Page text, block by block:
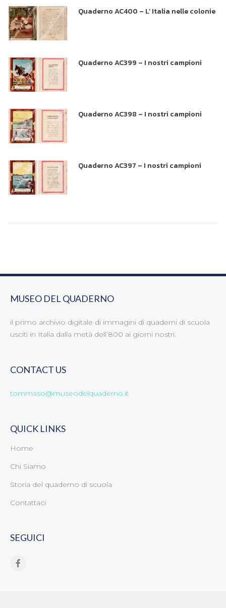
Quaderno AC400 – L’ Italia nelle colonie
Quaderno AC399 – I nostri campioni
Quaderno AC398 – I nostri campioni
Quaderno AC397 – I nostri campioni
MUSEO DEL QUADERNO
il primo archivio digitale di immagini di quaderni di scuola
usciti in Italia dalla metà dell’800 ai giorni nostri.
CONTACT US
tommaso@museodelquaderno.it
QUICK LINKS
Home
Chi Siamo
Storia del quaderno di scuola
Contattaci
SEGUICI